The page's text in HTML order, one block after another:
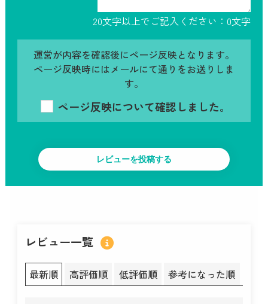
20文字以上でご記入ください： 0文字
運営が内容を確認後にページ反映となります。
ページ反映時にはメールにて通りをお送りしま
す。
ページ反映について確認しました。
レビュー一覧
最新順 高評価順 低評価順 参考になった順